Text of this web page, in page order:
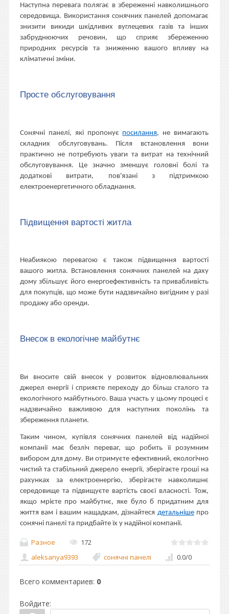
Наступна перевага полягає в збереженні навколишнього
середовища. Використання сонячних панелей допомагає
знизити викиди шкідливих вуглецевих газів та інших
забруднюючих речовин, що сприяє збереженню
природних ресурсів та зниженню вашого впливу на
кліматичні зміни.
Просте обслуговування
Сонячні панелі, які пропонує посилання, не вимагають
складних обслуговувань. Після встановлення вони
практично не потребують уваги та витрат на технічний
обслуговування. Це значно зменшує головні болі та
додаткові витрати, пов'язані з підтримкою
електроенергетичного обладнання.
Підвищення вартості житла
Неабиякою перевагою є також підвищення вартості
вашого житла. Встановлення сонячних панелей на даху
дому збільшує його енергоефективність та привабливість
для покупців, що може бути надзвичайно вигідним у разі
продажу або оренди.
Внесок в екологічне майбутнє
Ви вносите свій внесок у розвиток відновлювальних
джерел енергії і сприяєте переходу до більш сталого та
екологічного майбутнього. Ваша участь у цьому процесі є
надзвичайно важливою для наступних поколінь та
збереження планети.
Таким чином, купівля сонячних панелей від надійної
компанії має безліч переваг, що робить її розумним
вибором для дому. Ви отримуєте ефективний, екологічно
чистий та стабільний джерело енергії, зберігаєте гроші на
рахунках за електроенергію, зберігаєте навколишнє
середовище та підвищуєте вартість своєї власності. Тож,
якщо мрієте про майбутнє, яке було б придатним для
життя вам і вашим нащадкам, дізнайтеся детальнішепро
сонячні панелі та придбайте їх у надійної компанії.
Разное
172
aleksanya9393
сонячні панелі 0.0/0
Всего комментариев: 0
Войдите: